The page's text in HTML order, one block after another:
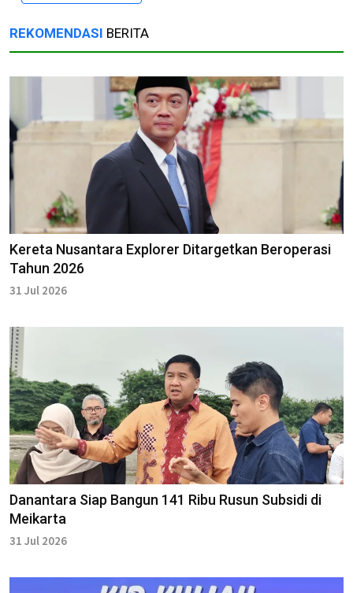
REKOMENDASI BERITA
Kereta Nusantara Explorer Ditargetkan Beroperasi
Tahun 2026
31 Jul 2026
Danantara Siap Bangun 141 Ribu Rusun Subsidi di
Meikarta
31 Jul 2026